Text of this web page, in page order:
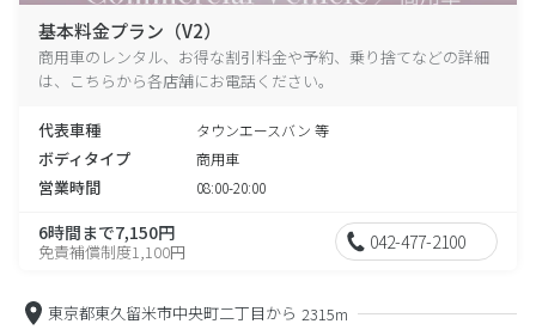
基本料金プラン（V2）
商用車のレンタル、お得な割引料金や予約、乗り捨てなどの詳細
は、こちらから各店舗にお電話ください。
代表車種 タウンエースバン 等
ボディタイプ 商用車
営業時間 08:00-20:00
6時間まで7,150円
免責補償制度1,100円 042-477-2100
東京都東久留米市中央町二丁目から 2315m